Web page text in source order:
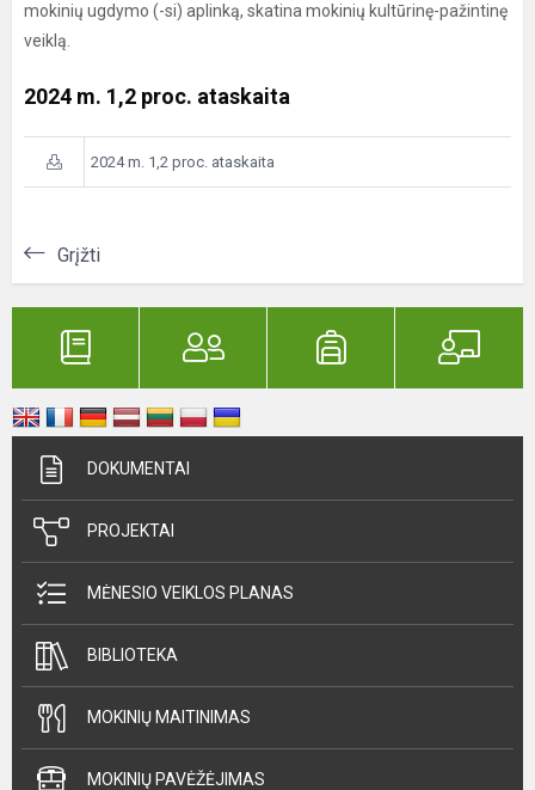
mokinių ugdymo (-si) aplinką, skatina mokinių kultūrinę-pažintinę
veiklą.
2024 m. 1,2 proc. ataskaita
2024 m. 1,2 proc. ataskaita
Grįžti
DOKUMENTAI
PROJEKTAI
MĖNESIO VEIKLOS PLANAS
BIBLIOTEKA
MOKINIŲ MAITINIMAS
MOKINIŲ PAVĖŽĖJIMAS